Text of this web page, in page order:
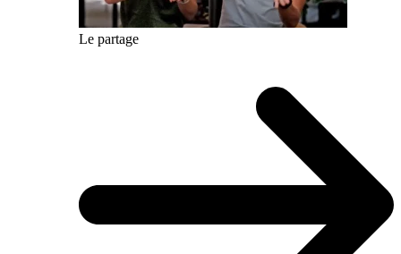
Le partage